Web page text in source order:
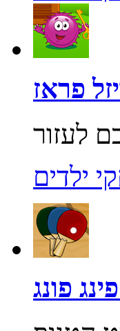
פראז
ילדים
פונג